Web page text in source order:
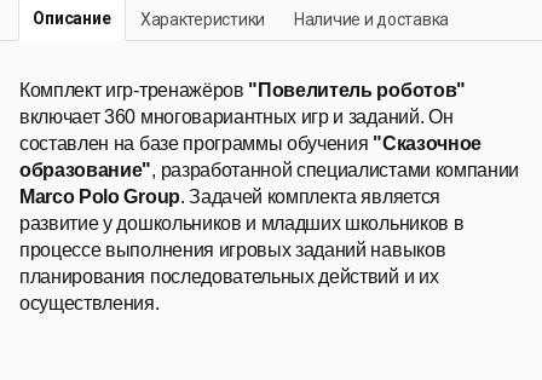
Описание Характеристики Наличие и доставка
Комплект игр-тренажёров "Повелитель роботов"
включает 360 многовариантных игр и заданий. Он
составлен на базе программы обучения "Сказочное
образование", разработанной специалистами компании
Marco Polo Group. Задачей комплекта является
развитие у дошкольников и младших школьников в
процессе выполнения игровых заданий навыков
планирования последовательных действий и их
осуществления.